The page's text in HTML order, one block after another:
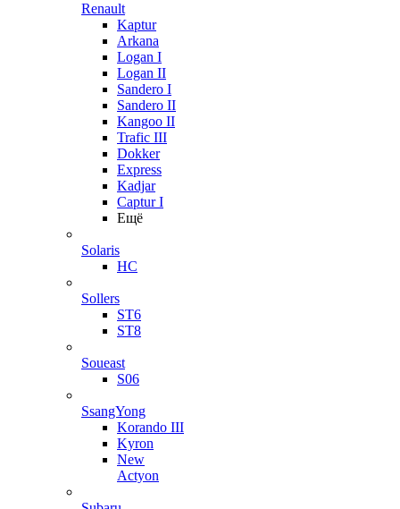
Renault
Kaptur
Arkana
Logan I
Logan II
Sandero I
Sandero II
Kangoo II
Trafic III
Dokker
Express
Kadjar
Captur I
Ещё
Solaris
HC
Sollers
ST6
ST8
Soueast
S06
SsangYong
Korando III
Kyron
New
Actyon